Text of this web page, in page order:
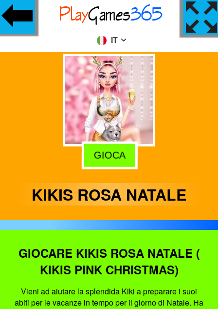
IT
GIOCA
KIKIS ROSA NATALE
GIOCARE KIKIS ROSA NATALE (
KIKIS PINK CHRISTMAS)
Vieni ad aiutare la splendida Kiki a preparare i suoi
abiti per le vacanze in tempo per il giorno di Natale. Ha